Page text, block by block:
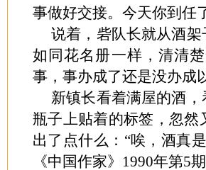
事做好交接。今天你到任
说着，砦队长就从酒
如同花名册一样，清清
事，事办成了还是没办成
新镇长看着满屋的酒
瓶子上贴着的标签，忽然
出了点什么：“唉，酒真
《中国作家》1990年第5期